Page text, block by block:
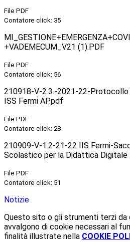
File PDF
Contatore click: 35
+VADEMECUM_V21 (1).PDF
File PDF
Contatore click: 56
210918-V-2.3.-2021-22-
ISS Fermi AP.pdf
File PDF
Contatore click: 28
210909-V-1.2-21-22 IIS Fermi-
Scolastico per la Didattica
File PDF
Contatore click: 51
Notizie
Questo sito o gli strumenti terzi
avvalgono di cookie necessari al
finalità illustrate nella COOKIE